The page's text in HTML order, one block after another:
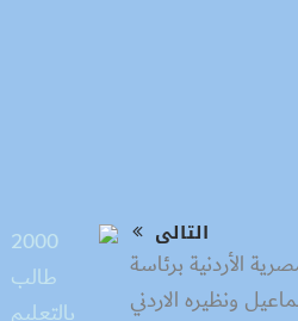
التالى
الأردنية برئاسة
ونظيره الاردني